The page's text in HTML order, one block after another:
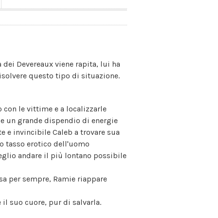
Devereaux viene rapita, lui ha
questo tipo di situazione.
con le vittime e a localizzarle
un grande dispendio di energie
e invincibile Caleb a trovare sua
tasso erotico dell'uomo
andare il più lontano possibile
per sempre, Ramie riappare
il suo cuore, pur di salvarla.